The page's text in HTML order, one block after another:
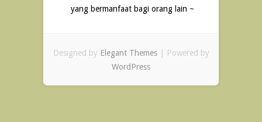
yang bermanfaat bagi orang lain ~
Designed by Elegant Themes| Powered by
WordPress